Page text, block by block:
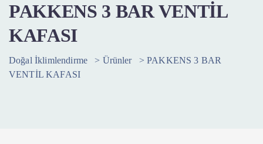
PAKKENS 3 BAR VENTİL
KAFASI
Doğal İklimlendirme > Ürünler >PAKKENS 3 BAR
VENTİL KAFASI